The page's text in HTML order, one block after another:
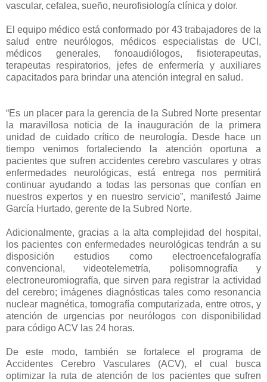
vascular, cefalea, sueño, neurofisiología clínica y dolor.
El equipo médico está conformado por 43 trabajadores de la
salud entre neurólogos, médicos especialistas de UCI,
médicos generales, fonoaudiólogos, fisioterapeutas,
terapeutas respiratorios, jefes de enfermería y auxiliares
capacitados para brindar una atención integral en salud.
“Es un placer para la gerencia de la Subred Norte presentar
la maravillosa noticia de la inauguración de la primera
unidad de cuidado crítico de neurología. Desde hace un
tiempo venimos fortaleciendo la atención oportuna a
pacientes que sufren accidentes cerebro vasculares y otras
enfermedades neurológicas, está entrega nos permitirá
continuar ayudando a todas las personas que confían en
nuestros expertos y en nuestro servicio”, manifestó Jaime
García Hurtado, gerente de la Subred Norte.
Adicionalmente, gracias a la alta complejidad del hospital,
los pacientes con enfermedades neurológicas tendrán a su
disposición estudios como electroencefalografía
convencional, videotelemetría, polisomnografía y
electroneuromiografía, que sirven para registrar la actividad
del cerebro; imágenes diagnósticas tales como resonancia
nuclear magnética, tomografía computarizada, entre otros, y
atención de urgencias por neurólogos con disponibilidad
para código ACV las 24 horas.
De este modo, también se fortalece el programa de
Accidentes Cerebro Vasculares (ACV), el cual busca
optimizar la ruta de atención de los pacientes que sufren